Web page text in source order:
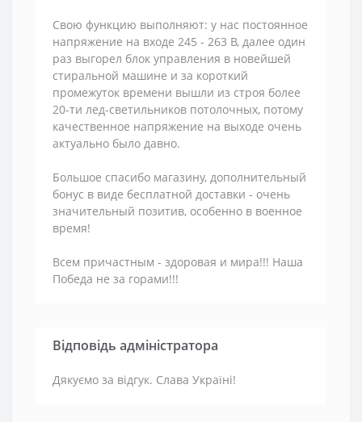
Свою функцию выполняют: у нас постоянное
напряжение на входе 245 - 263 В, далее один
раз выгорел блок управления в новейшей
стиральной машине и за короткий
промежуток времени вышли из строя более
20-ти лед-светильников потолочных, потому
качественное напряжение на выходе очень
актуально было давно.
Большое спасибо магазину, дополнительный
бонус в виде бесплатной доставки - очень
значительный позитив, особенно в военное
время!
Всем причастным - здоровая и мира!!! Наша
Победа не за горами!!!
Відповідь адміністратора
Дякуємо за відгук. Слава Україні!